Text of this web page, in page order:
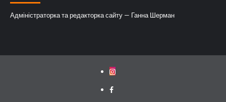
Адміністраторка та редакторка сайту — Ганна Шерман
Instagram
Facebook